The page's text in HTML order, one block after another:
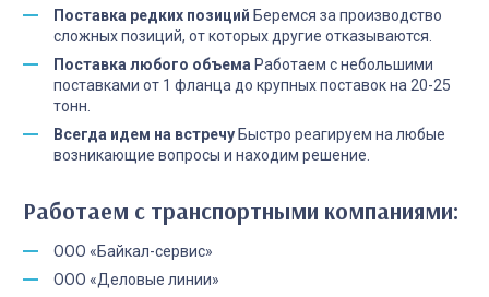
Поставка редких позиций Беремся за производство
сложных позиций, от которых другие отказываются.
Поставка любого объема Работаем с небольшими
поставками от 1 фланца до крупных поставок на 20-25
тонн.
Всегда идем на встречу Быстро реагируем на любые
возникающие вопросы и находим решение.
Работаем с транспортными компаниями:
ООО «Байкал-сервис»
ООО «Деловые линии»